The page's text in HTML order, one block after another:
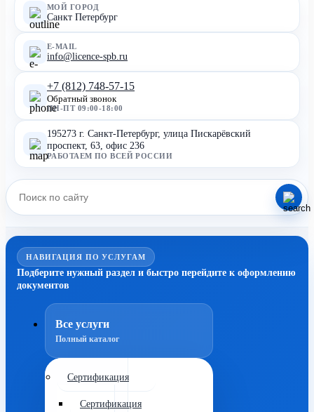
МОЙ ГОРОД
Санкт Петербург
E-MAIL
info@licence-spb.ru
+7 (812) 748-57-15
Обратный звонок
ПН-ПТ 09:00-18:00
195273 г. Санкт-Петербург, улица Пискарёвский
проспект, 63, офис 236
РАБОТАЕМ ПО ВСЕЙ РОССИИ
НАВИГАЦИЯ ПО УСЛУГАМ
Подберите нужный раздел и быстро перейдите к оформлению
документов
Все услуги
Полный каталог
Сертификация
Сертификация